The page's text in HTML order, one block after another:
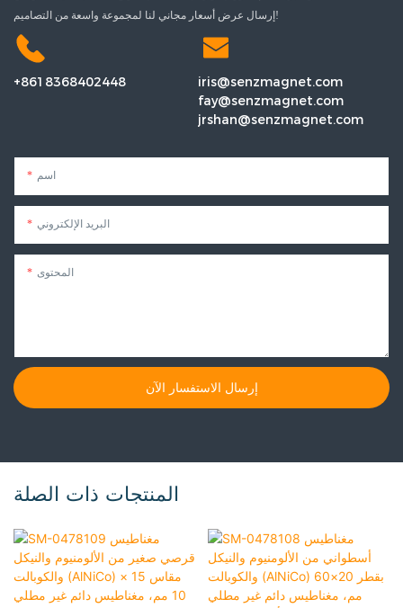
إرسال عرض أسعار مجاني لنا لمجموعة واسعة من التصاميم!
+8618368402448
iris@senzmagnet.com
fay@senzmagnet.com
jrshan@senzmagnet.com
اسم
البريد الإلكتروني
المحتوى
إرسال الاستفسار الآن
المنتجات ذات الصلة